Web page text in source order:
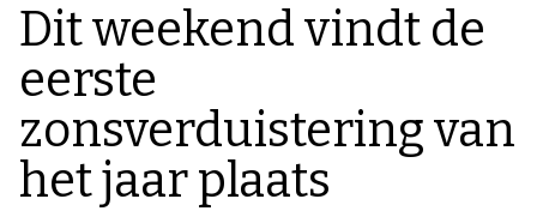
Dit weekend vindt de
eerste
zonsverduistering van
het jaar plaats